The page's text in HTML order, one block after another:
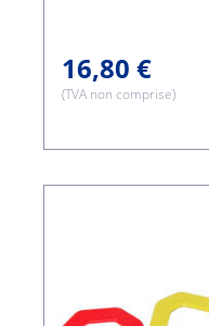
16,80 €
(TVA non comprise)